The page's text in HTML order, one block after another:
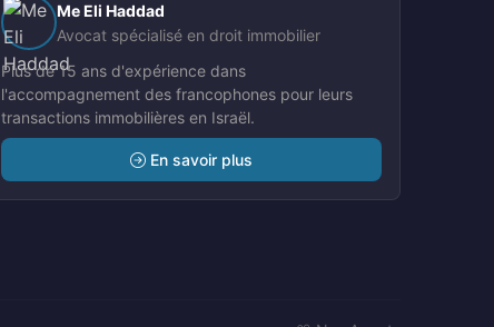
Me Eli Haddad
Avocat spécialisé en droit immobilier
Plus de 15 ans d'expérience dans
l'accompagnement des francophones pour leurs
transactions immobilières en Israël.
En savoir plus